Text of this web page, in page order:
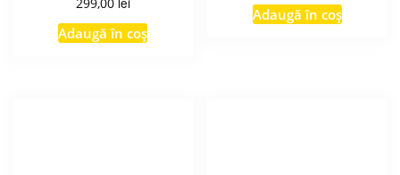
299,00
Adaugă în coș
Adaugă în coș